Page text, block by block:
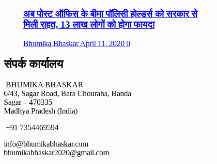
अब पोस्ट ऑफिस के बीमा पॉलिसी होल्डर्स को सरकार से
मिली राहत, 13 लाख लोगों को होगा फायदा
Bhumika BhaskarApril 11, 2020 0
संपर्क कार्यालय
BHUMIKA BHASKAR
6/43, Sagar Road, Bara Chouraha, Banda
Sagar – 470335
Madhya Pradesh (India)
+91 7354469594
info@bhumikabhaskar.com
bhumikabhaskar2020@gmail.com